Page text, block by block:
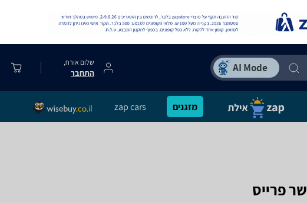
שלום אורח,
התחבר
מזגנים zap cars